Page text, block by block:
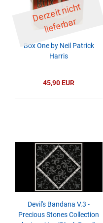
D
er
z
eit
ni
c
ht
li
ef
er
b
ar
Box One by Neil Patrick
Harris
45,90 EUR
Devil's Bandana V.3 -
Precious Stones Collection